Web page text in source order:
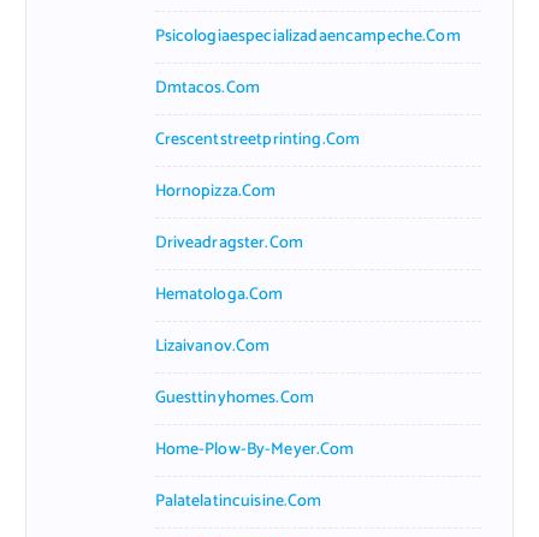
Psicologiaespecializadaencampeche.com
Dmtacos.com
Crescentstreetprinting.com
Hornopizza.com
Driveadragster.com
Hematologa.com
Lizaivanov.com
Guesttinyhomes.com
Home-Plow-By-Meyer.com
Palatelatincuisine.com